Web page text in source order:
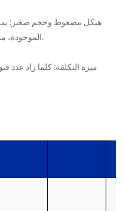
الموجودة، مما يلغي الحاجة إلى مساحة تركيب واسعة.